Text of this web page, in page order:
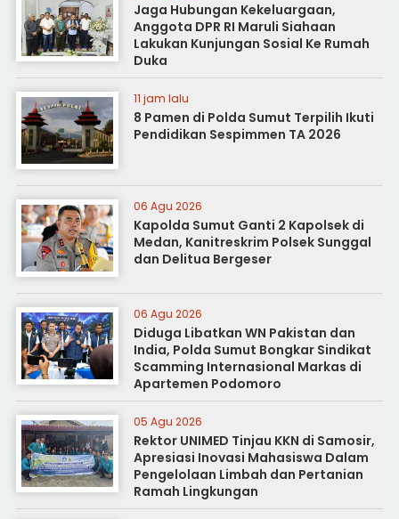
Jaga Hubungan Kekeluargaan,
Anggota DPR RI Maruli Siahaan
Lakukan Kunjungan Sosial Ke Rumah
Duka
11 jam lalu
8 Pamen di Polda Sumut Terpilih Ikuti
Pendidikan Sespimmen TA 2026
06 Agu 2026
Kapolda Sumut Ganti 2 Kapolsek di
Medan, Kanitreskrim Polsek Sunggal
dan Delitua Bergeser
06 Agu 2026
Diduga Libatkan WN Pakistan dan
India, Polda Sumut Bongkar Sindikat
Scamming Internasional Markas di
Apartemen Podomoro
05 Agu 2026
Rektor UNIMED Tinjau KKN di Samosir,
Apresiasi Inovasi Mahasiswa Dalam
Pengelolaan Limbah dan Pertanian
Ramah Lingkungan